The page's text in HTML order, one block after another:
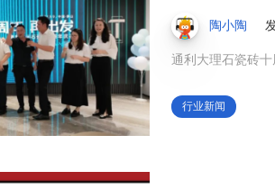
陶小陶
通利大理石瓷砖十
行业新闻